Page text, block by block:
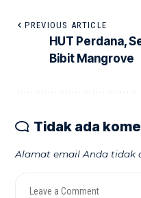
PREVIOUS ARTICLE
HUT Perdana,
Bibit Mangrove
Tidak ada
Alamat email Anda tidak